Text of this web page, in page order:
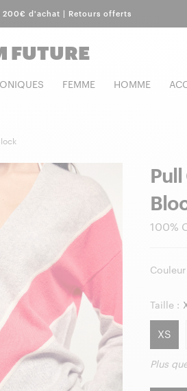
200€ d'achat | Retours offerts
FUTURE
FEMME HOMME
100%
Couleur
Taille :
XS
Plus